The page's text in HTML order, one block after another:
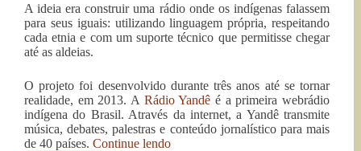
A ideia era construir uma rádio onde os indígenas falassem
para seus iguais: utilizando linguagem própria, respeitando
cada etnia e com um suporte técnico que permitisse chegar
até as aldeias.
O projeto foi desenvolvido durante três anos até se tornar
realidade, em 2013. A Rádio Yandê é a primeira webrádio
indígena do Brasil. Através da internet, a Yandê transmite
música, debates, palestras e conteúdo jornalístico para mais
de 40 países. Continue lendo“Yandê: